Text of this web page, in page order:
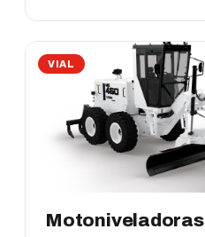
VIAL
Motoniveladoras